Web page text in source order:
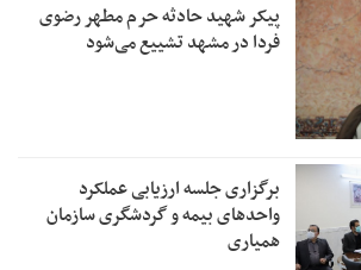
پیکر شهید حادثه حرم مطهر رضوی
فردا در مشهد تشییع می‌شود
برگزاری جلسه ارزیابی عملکرد
واحدهای بیمه و گردشگری سازمان
همیاری